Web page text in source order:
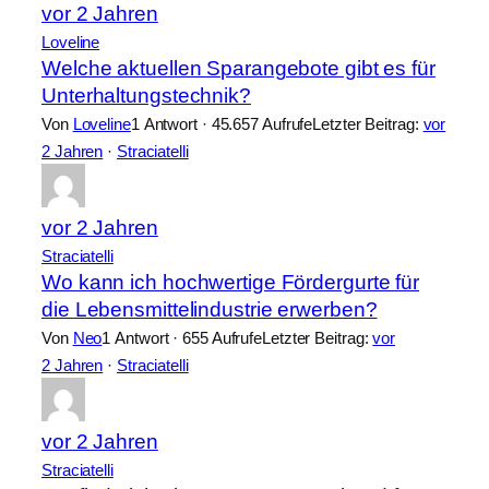
vor 2 Jahren
Loveline
Welche aktuellen Sparangebote gibt es für
Unterhaltungstechnik?
Von Loveline1 Antwort · 45.657 AufrufeLetzter Beitrag: vor
2 Jahren · Straciatelli
vor 2 Jahren
Straciatelli
Wo kann ich hochwertige Fördergurte für
die Lebensmittelindustrie erwerben?
Von Neo1 Antwort · 655 AufrufeLetzter Beitrag:vor
2 Jahren · Straciatelli
vor 2 Jahren
Straciatelli